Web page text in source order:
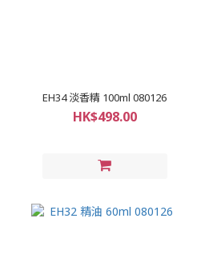
EH34 淡香精 100ml 080126
HK$498.00